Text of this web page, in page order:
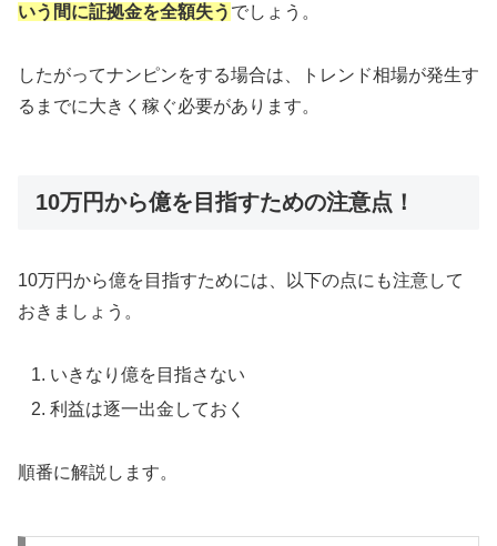
いう間に証拠金を全額失う でしょう。
したがってナンピンをする場合は、トレンド相場が発生す
るまでに大きく稼ぐ必要があります。
10万円から億を目指すための注意点！
10万円から億を目指すためには、以下の点にも注意して
おきましょう。
いきなり億を目指さない
利益は逐一出金しておく
順番に解説します。